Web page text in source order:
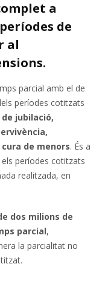
a
de
al
parcial amb el de
períodes cotitzats
jubilació,
de menors. És a
períodes cotitzats
realitzada, en
dos milions de
parcial,
la parcialitat no